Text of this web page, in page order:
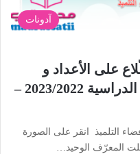
آدونات
على الأعداد و
المعدّل للثلاثيّة الأولى للسنة الدراسية 2023/2022 –
التلميذ انقر على الصورة
المعرّف الوحيد…